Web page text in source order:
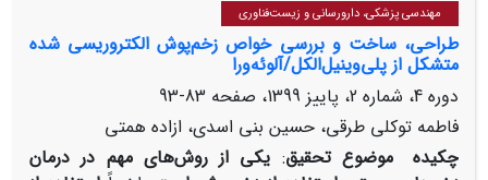
مهندسی پزشکی، دارورسانی و زیست‌فناوری
طراحی، ساخت و بررسی خواص زخم‌پوش الکتروریسی شده
متشکل از پلی‌وینیل‌الکل/آلوئه‌ورا
دوره 4، شماره 2، پاییز 1399، صفحه
83-93
فاطمه توکلی طرقی، حسین بنی اسدی، ازاده همتی
چکیده
موضوع تحقیق: یکی از روش‌های مهم در درمان